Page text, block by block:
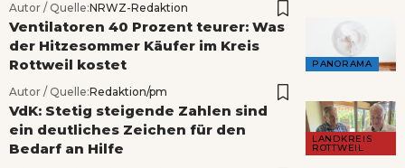
Autor / Quelle:NRWZ-Redaktion
PANORAMA
Ventilatoren 40 Prozent teurer: Was
der Hitzesommer Käufer im Kreis
Rottweil kostet
Autor / Quelle:Redaktion/pm
LANDKREIS
ROTTWEIL
VdK: Stetig steigende Zahlen sind
ein deutliches Zeichen für den
Bedarf an Hilfe